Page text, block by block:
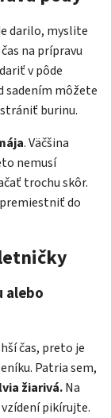
darilo, myslite
na prípravu
v pôde
sadením môžete
burinu.
. Väčšina
nemusí
trochu skôr.
do
alebo
čas, preto je
Patria sem,
žiarivá.Na
pikírujte.